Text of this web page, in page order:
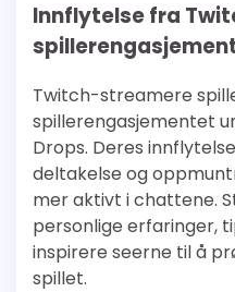
Innflytelse fra
Twitch-streamere
spillerengasjementet
Drops. Deres
deltakelse og
mer aktivt i chattene.
personlige erfaringer,
inspirere seerne til å
spillet.